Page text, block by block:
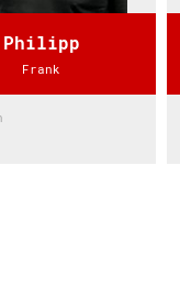
Philipp
Frank